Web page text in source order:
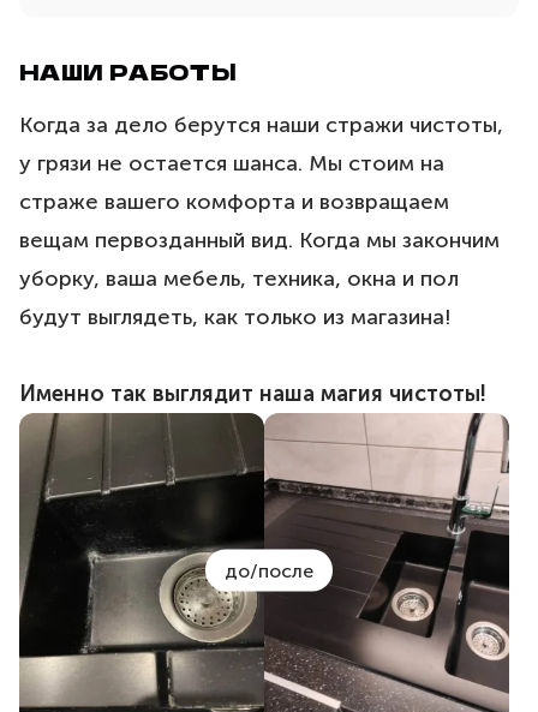
НАШИ РАБОТЫ
Когда за дело берутся наши стражи чистоты,
у грязи не остается шанса. Мы стоим на
страже вашего комфорта и возвращаем
вещам первозданный вид. Когда мы закончим
уборку, ваша мебель, техника, окна и пол
будут выглядеть, как только из магазина!
Именно так выглядит наша магия чистоты!
до/после